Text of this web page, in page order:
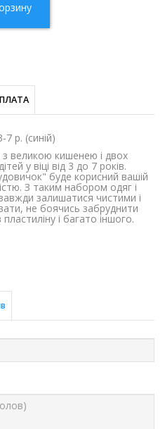
7 р. (синій)
з великою кишенею і двох
у віці від 3 до 7 років.
буде корисний вашій
З таким набором одяг і
залишатися чистими і
не боячись забруднити
і багато іншого.